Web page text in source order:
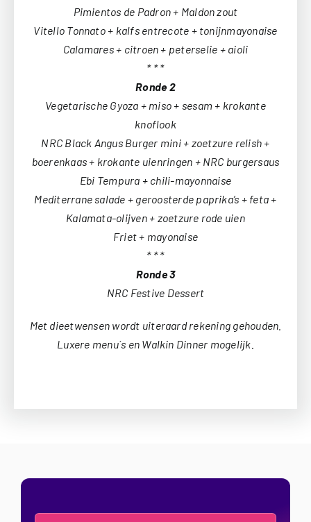
Pimientos de Padron + Maldon zout
Vitello Tonnato + kalfs entrecote + tonijnmayonaise
Calamares + citroen + peterselie + aioli
* * *
Ronde 2
Vegetarische Gyoza + miso + sesam + krokante
knoflook
NRC Black Angus Burger mini + zoetzure relish +
boerenkaas + krokante uienringen + NRC burgersaus
Ebi Tempura + chili-mayonnaise
Mediterrane salade + geroosterde paprika’s + feta +
Kalamata-olijven + zoetzure rode uien
Friet + mayonaise
* * *
Ronde 3
NRC Festive Dessert
Met dieetwensen wordt uiteraard rekening gehouden.
Luxere menu´s en Walkin Dinner mogelijk.